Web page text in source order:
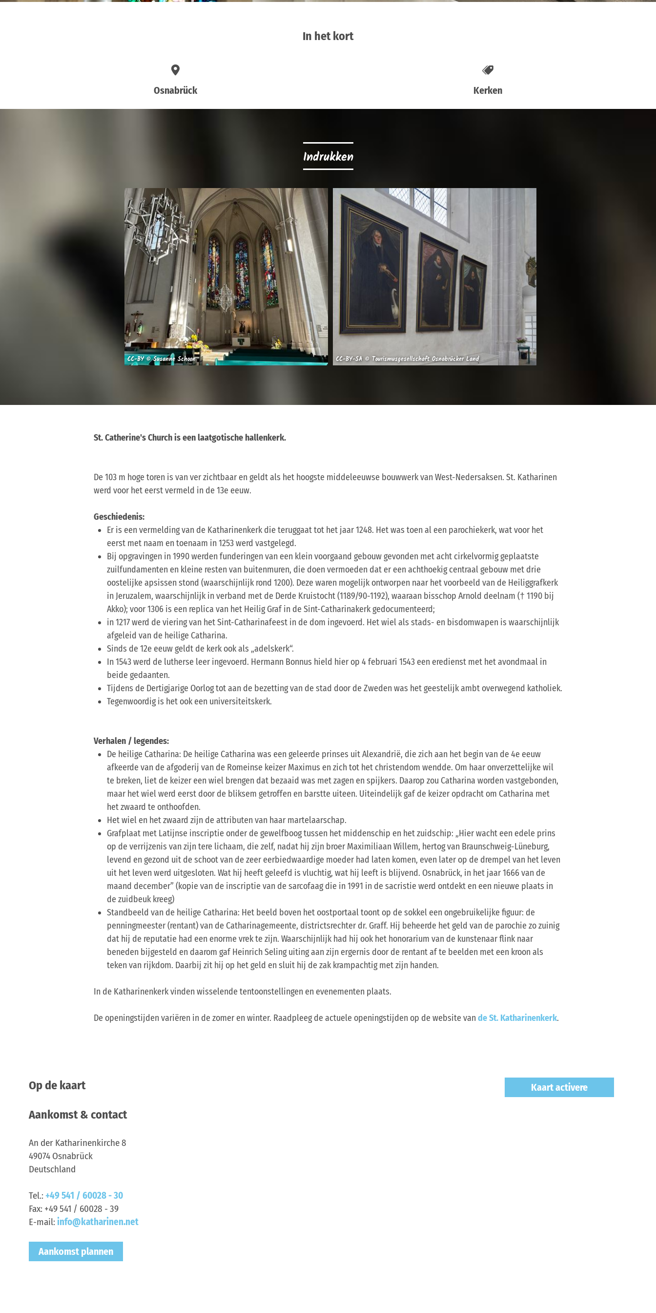
In het kort
Osnabrück Kerken
Indrukken
CC-BY © Susanne Schoon CC-BY-SA © Tourismusgesellschaft Osnabrücker Land
St. Catherine's Church is een laatgotische hallenkerk.
De 103 m hoge toren is van ver zichtbaar en geldt als het hoogste middeleeuwse bouwwerk van West-Nedersaksen. St. Katharinen
werd voor het eerst vermeld in de 13e eeuw.
Geschiedenis:
Er is een vermelding van de Katharinenkerk die teruggaat tot het jaar 1248. Het was toen al een parochiekerk, wat voor het
eerst met naam en toenaam in 1253 werd vastgelegd.
Bij opgravingen in 1990 werden funderingen van een klein voorgaand gebouw gevonden met acht cirkelvormig geplaatste
zuilfundamenten en kleine resten van buitenmuren, die doen vermoeden dat er een achthoekig centraal gebouw met drie
oostelijke apsissen stond (waarschijnlijk rond 1200). Deze waren mogelijk ontworpen naar het voorbeeld van de Heiliggrafkerk
in Jeruzalem, waarschijnlijk in verband met de Derde Kruistocht (1189/90-1192), waaraan bisschop Arnold deelnam († 1190 bij
Akko); voor 1306 is een replica van het Heilig Graf in de Sint-Catharinakerk gedocumenteerd;
in 1217 werd de viering van het Sint-Catharinafeest in de dom ingevoerd. Het wiel als stads- en bisdomwapen is waarschijnlijk
afgeleid van de heilige Catharina.
Sinds de 12e eeuw geldt de kerk ook als „adelskerk“.
In 1543 werd de lutherse leer ingevoerd. Hermann Bonnus hield hier op 4 februari 1543 een eredienst met het avondmaal in
beide gedaanten.
Tijdens de Dertigjarige Oorlog tot aan de bezetting van de stad door de Zweden was het geestelijk ambt overwegend katholiek.
Tegenwoordig is het ook een universiteitskerk.
Verhalen / legendes:
De heilige Catharina: De heilige Catharina was een geleerde prinses uit Alexandrië, die zich aan het begin van de 4e eeuw
afkeerde van de afgoderij van de Romeinse keizer Maximus en zich tot het christendom wendde. Om haar onverzettelijke wil
te breken, liet de keizer een wiel brengen dat bezaaid was met zagen en spijkers. Daarop zou Catharina worden vastgebonden,
maar het wiel werd eerst door de bliksem getroffen en barstte uiteen. Uiteindelijk gaf de keizer opdracht om Catharina met
het zwaard te onthoofden.
Het wiel en het zwaard zijn de attributen van haar martelaarschap.
Grafplaat met Latijnse inscriptie onder de gewelfboog tussen het middenschip en het zuidschip: „Hier wacht een edele prins
op de verrijzenis van zijn tere lichaam, die zelf, nadat hij zijn broer Maximiliaan Willem, hertog van Braunschweig-Lüneburg,
levend en gezond uit de schoot van de zeer eerbiedwaardige moeder had laten komen, even later op de drempel van het leven
uit het leven werd uitgesloten. Wat hij heeft geleefd is vluchtig, wat hij leeft is blijvend. Osnabrück, in het jaar 1666 van de
maand december” (kopie van de inscriptie van de sarcofaag die in 1991 in de sacristie werd ontdekt en een nieuwe plaats in
de zuidbeuk kreeg)
Standbeeld van de heilige Catharina: Het beeld boven het oostportaal toont op de sokkel een ongebruikelijke figuur: de
penningmeester (rentant) van de Catharinagemeente, districtsrechter dr. Graff. Hij beheerde het geld van de parochie zo zuinig
dat hij de reputatie had een enorme vrek te zijn. Waarschijnlijk had hij ook het honorarium van de kunstenaar flink naar
beneden bijgesteld en daarom gaf Heinrich Seling uiting aan zijn ergernis door de rentant af te beelden met een kroon als
teken van rijkdom. Daarbij zit hij op het geld en sluit hij de zak krampachtig met zijn handen.
In de Katharinenkerk vinden wisselende tentoonstellingen en evenementen plaats.
De openingstijden variëren in de zomer en winter. Raadpleeg de actuele openingstijden op de website van de St. Katharinenkerk.
Op de kaart
Aankomst & contact
An der Katharinenkirche 8
49074 Osnabrück
Deutschland
Tel.: +49 541 / 60028 - 30
Fax: +49 541 / 60028 - 39
E-mail: info@katharinen.net
Aankomst plannen
Kaart activere